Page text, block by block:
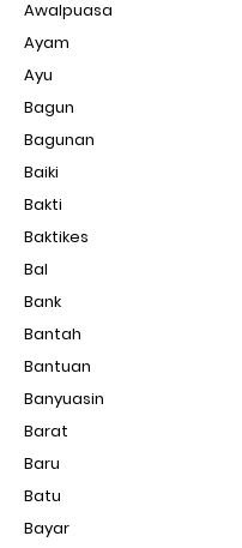
Awalpuasa
Ayam
Ayu
Bagun
Bagunan
Baiki
Bakti
Baktikes
Bal
Bank
Bantah
Bantuan
Banyuasin
Barat
Baru
Batu
Bayar